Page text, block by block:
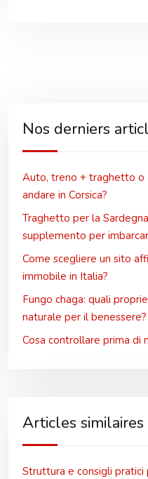
Nos derniers
Auto, treno + traghetto o
andare in Corsica?
Traghetto per la
supplemento per
Come scegliere un sito
immobile in Italia?
Fungo chaga: quali
naturale per il benessere?
Cosa controllare prima di
Articles similaires
Struttura e consigli pratici